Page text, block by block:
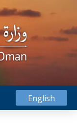
English